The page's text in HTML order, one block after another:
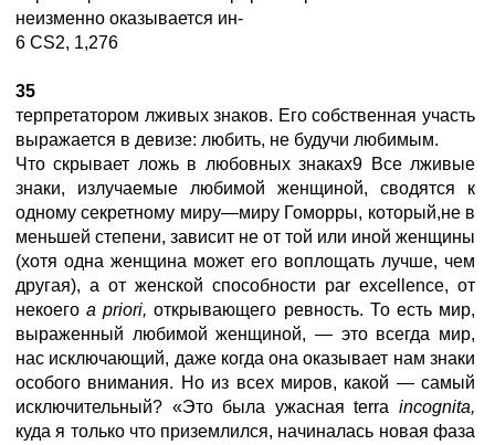
неизменно оказывается ин-
6 CS2, 1,276
35
терпретатором лживых знаков. Его собственная участь
выражается в девизе: любить, не будучи любимым.
Что скрывает ложь в любовных знаках9 Все лживые
знаки, излучаемые любимой женщиной, сводятся к
одному секретному миру—миру Гоморры, который,не в
меньшей степени, зависит не от той или иной женщины
(хотя одна женщина может его воплощать лучше, чем
другая), а от женской способности par excellence, от
некоегоapriori,открывающего ревность. То есть мир,
выраженный любимой женщиной, — это всегда мир,
нас исключающий, даже когда она оказывает нам знаки
особого внимания. Но из всех миров, какой — самый
исключительный? «Это была ужасная terra incognita,
куда я только что приземлился, начиналась новая фаза